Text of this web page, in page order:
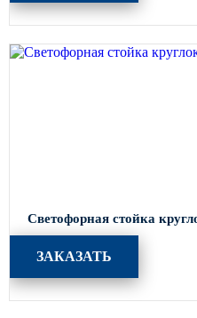
Светофорная стойка
ЗАКАЗАТЬ